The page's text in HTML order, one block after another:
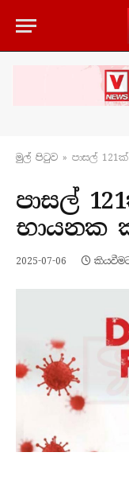
මුල් පිටු​ව » පාසල්
පාසල්
භායනක
2025-07-06